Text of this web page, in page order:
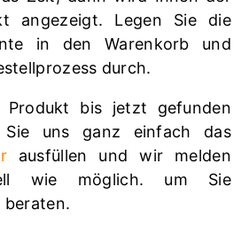
angezeigt. Legen Sie die
in den Warenkorb und
durch.
Produkt bis jetzt gefunden
Sie uns ganz einfach das
ausfüllen und wir melden
wie möglich. um Sie
beraten.